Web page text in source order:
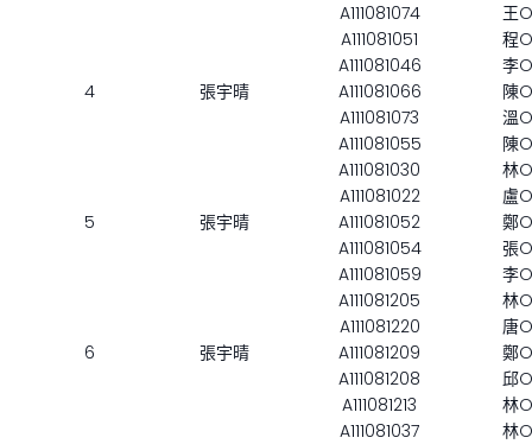
A111081074
王
4 張宇晴
A111081051
程
A111081046
李
A111081066
陳
A111081073
溫
A111081055
陳
5 張宇晴
A111081030
林
A111081022
盧
A111081052
鄭
A111081054
張
A111081059
李
6 張宇晴
A111081205
林
A111081220
唐
A111081209
鄭
A111081208
邱
A111081213
林
A111081037
林